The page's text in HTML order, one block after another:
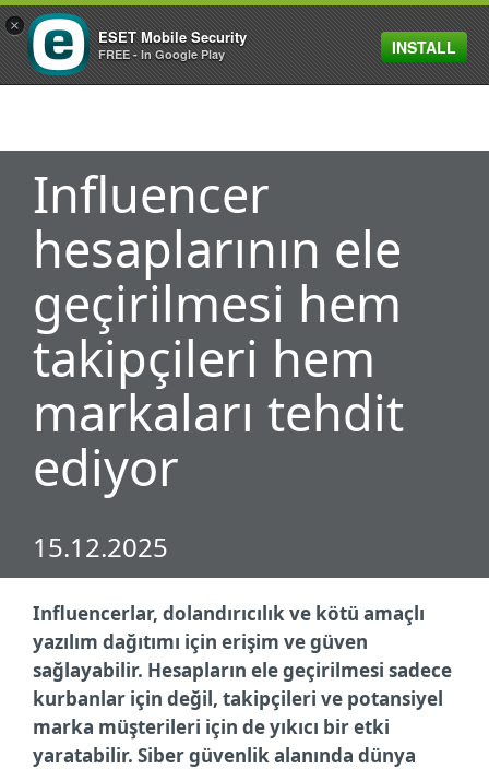
MENU
Influencer
hesaplarının ele
geçirilmesi hem
takipçileri hem
markaları tehdit
ediyor
15.12.2025
Influencerlar, dolandırıcılık ve kötü amaçlı
yazılım dağıtımı için erişim ve güven
sağlayabilir. Hesapların ele geçirilmesi sadece
kurbanlar için değil, takipçileri ve potansiyel
marka müşterileri için de yıkıcı bir etki
yaratabilir. Siber güvenlik alanında dünya
×
ESET Mobile Security
FREE - In Google Play INSTALL